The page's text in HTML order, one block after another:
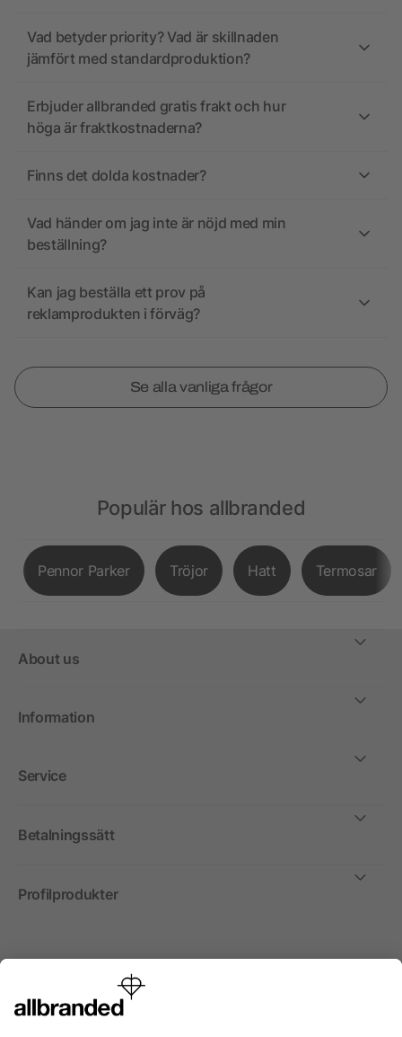
Vad betyder priority? Vad är skillnaden
jämfört med standardproduktion?
Erbjuder allbranded gratis frakt och hur
höga är fraktkostnaderna?
Finns det dolda kostnader?
Vad händer om jag inte är nöjd med min
beställning?
Kan jag beställa ett prov på
reklamprodukten i förväg?
Se alla vanliga frågor
Populär hos allbranded
Pennor Parker Tröjor Hatt Termosar
About us
Information
Service
Betalningssätt
Profilprodukter
Internationellt